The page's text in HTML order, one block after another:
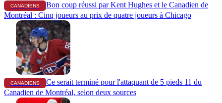
CANADIENS
Bon coup réussi par Kent Hughes et le Canadien de
Montréal : Cinq joueurs au prix de quatre joueurs à Chicago
CANADIENS
Ce serait terminé pour l'attaquant de 5 pieds 11 du
Canadien de Montréal, selon deux sources